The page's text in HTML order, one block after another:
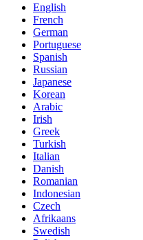
English
French
German
Portuguese
Spanish
Russian
Japanese
Korean
Arabic
Irish
Greek
Turkish
Italian
Danish
Romanian
Indonesian
Czech
Afrikaans
Swedish